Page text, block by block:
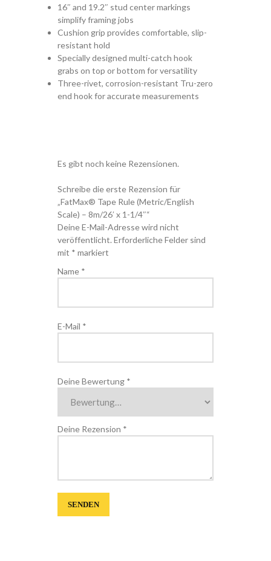
16″ and 19.2″ stud center markings
simplify framing jobs
Cushion grip provides comfortable, slip-
resistant hold
Specially designed multi-catch hook
grabs on top or bottom for versatility
Three-rivet, corrosion-resistant Tru-zero
end hook for accurate measurements
Es gibt noch keine Rezensionen.
Schreibe die erste Rezension für
„FatMax® Tape Rule (Metric/English
Scale) – 8m/26′ x 1-1/4″“
Deine E-Mail-Adresse wird nicht
veröffentlicht. Erforderliche Felder sind
mit * markiert
Name *
E-Mail *
Deine Bewertung *
Deine Rezension *